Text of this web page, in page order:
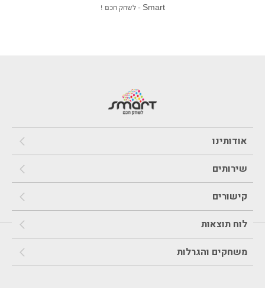
Smart – לשחק חכם !
אודותינו
שירותים
קישורים
לוח תוצאות
משחקים והגרלות